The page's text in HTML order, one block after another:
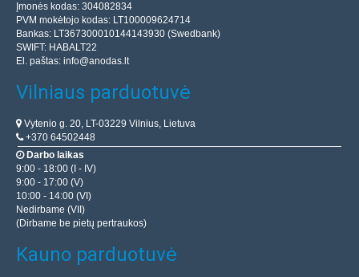
Įmonės kodas: 304082834
PVM mokėtojo kodas: LT100009624714
Bankas: LT367300010144143930 (Swedbank)
SWIFT: HABALT22
El. paštas: info@anodas.lt
Vilniaus parduotuvė
Vytenio g. 20, LT-03229 Vilnius, Lietuva
+370 64502448
Darbo laikas
9:00 - 18:00 (I - IV)
9:00 - 17:00 (V)
10:00 - 14:00 (VI)
Nedirbame (VII)
(Dirbame be pietų pertraukos)
Kauno parduotuvė